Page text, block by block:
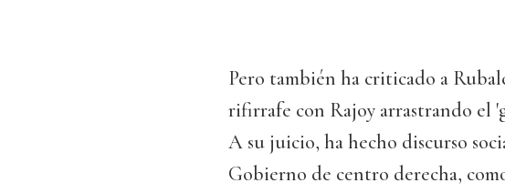
Pero también ha criticado a
rifirrafe con Rajoy arrastrando el
A su juicio, ha hecho discurso
Gobierno de centro derecha,